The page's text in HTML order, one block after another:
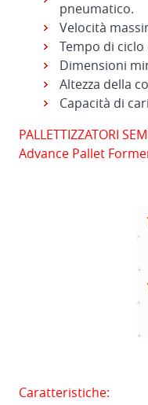
pneumatico.
Velocità
Tempo di ciclo
Dimensioni
Altezza della
Capacità di
PALLETTIZZATORI
Advance Pallet
Caratteristiche: